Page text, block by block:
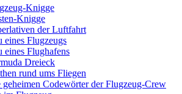
Knigge
Knigge
der Luftfahrt
eines Flugzeugs
eines Flughafens
Dreieck
rund ums Fliegen
geheimen Codewörter der Flugzeug-Crew